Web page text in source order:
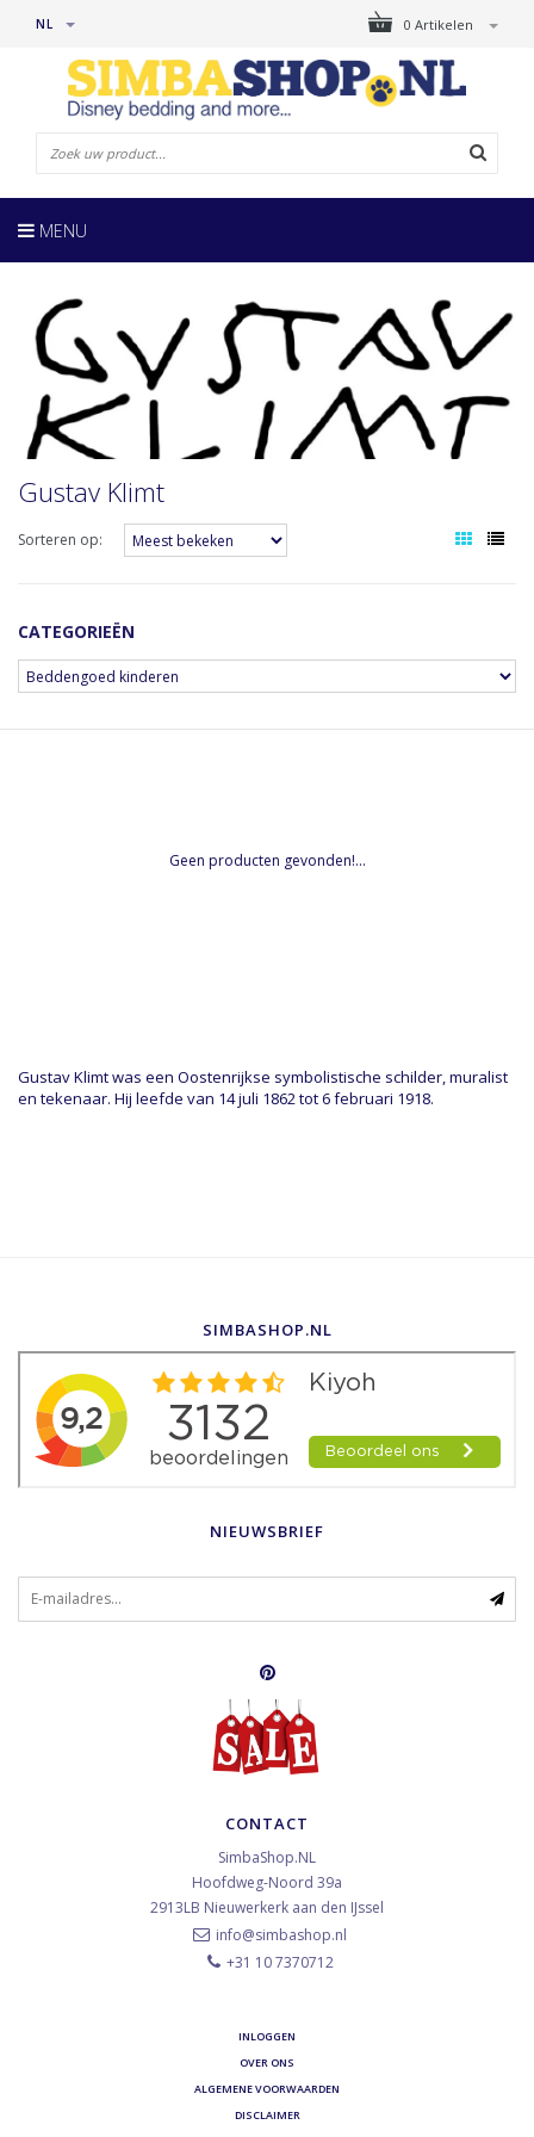
0 Artikelen
NL
MENU
Gustav Klimt
Sorteren op:
CATEGORIEËN
Geen producten gevonden!...
Gustav Klimt was een Oostenrijkse symbolistische schilder, muralist
en tekenaar. Hij leefde van 14 juli 1862 tot6 februari 1918.
SIMBASHOP.NL
NIEUWSBRIEF
CONTACT
SimbaShop.NL
Hoofdweg-Noord 39a
2913LB Nieuwerkerk aan den IJssel
info@simbashop.nl
+31 10 7370712
INLOGGEN
OVER ONS
ALGEMENE VOORWAARDEN
DISCLAIMER